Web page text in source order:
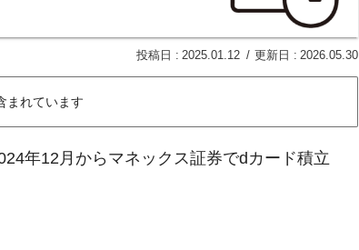
2025.01.12 2026.05.30
まれています
年12月からマネックス証券でdカード積立